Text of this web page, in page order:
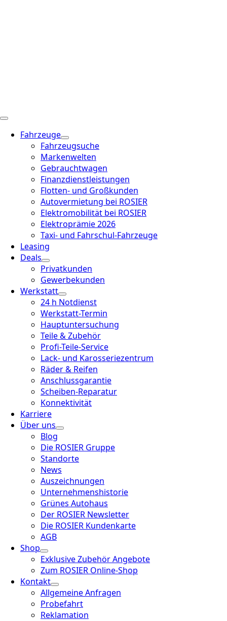
Fahrzeuge
Fahrzeugsuche
Markenwelten
Gebrauchtwagen
Finanzdienstleistungen
Flotten- und Großkunden
Autovermietung bei ROSIER
Elektromobilität bei ROSIER
Elektroprämie 2026
Taxi- und Fahrschul-Fahrzeuge
Leasing
Deals
Privatkunden
Gewerbekunden
Werkstatt
24 h Notdienst
Werkstatt-Termin
Hauptuntersuchung
Teile & Zubehör
Profi-Teile-Service
Lack- und Karosseriezentrum
Räder & Reifen
Anschlussgarantie
Scheiben-Reparatur
Konnektivität
Karriere
Über uns
Blog
Die ROSIER Gruppe
Standorte
News
Auszeichnungen
Unternehmenshistorie
Grünes Autohaus
Der ROSIER Newsletter
Die ROSIER Kundenkarte
AGB
Shop
Exklusive Zubehör Angebote
Zum ROSIER Online-Shop
Kontakt
Allgemeine Anfragen
Probefahrt
Reklamation